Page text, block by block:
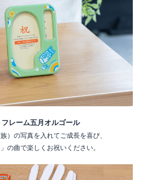
フレーム五月オルゴール
）の写真を入れてご成長を喜び、
の曲で楽しくお祝いください。